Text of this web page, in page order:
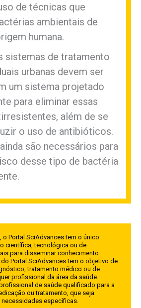
de técnicas que
ambientais de
humana.
sistemas de tratamento
urbanas devem ser
um sistema projetado
para eliminar essas
além de se
o uso de antibióticos.
são necessários para
desse tipo de bactéria
o Portal SciAdvances tem o único
científica, tecnológica ou de
para disseminar conhecimento.
Portal SciAdvances tem o objetivo de
tratamento médico ou de
profissional da área da saúde.
de saúde qualificado para a
ou tratamento, que seja
específicas.